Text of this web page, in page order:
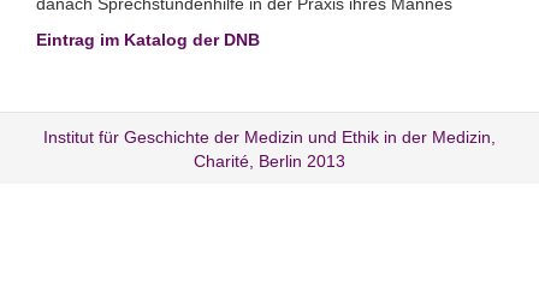
Eintrag im Katalog der DNB
Institut für Geschichte der Medizin und Ethik in der Medizin,
Charité, Berlin 2013